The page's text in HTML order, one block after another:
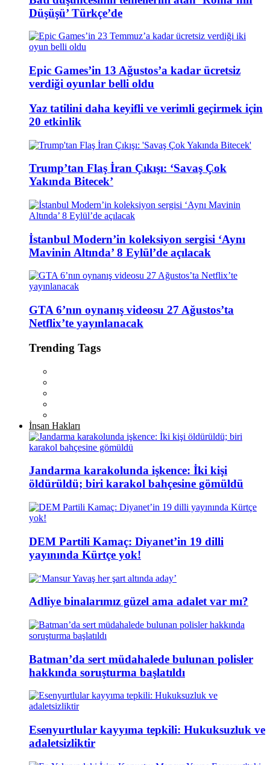
Düşüşü’ Türkçe’de
Epic Games’in 13 Ağustos’a kadar ücretsiz
verdiği oyunlar belli oldu
Yaz tatilini daha keyifli ve verimli geçirmek için
20 etkinlik
Trump’tan Flaş İran Çıkışı: ‘Savaş Çok
Yakında Bitecek’
İstanbul Modern’in koleksiyon sergisi ‘Aynı
Mavinin Altında’ 8 Eylül’de açılacak
GTA 6’nın oynanış videosu 27 Ağustos’ta
Netflix’te yayınlanacak
Trending Tags
İnsan Hakları
Jandarma karakolunda işkence: İki kişi
öldürüldü; biri karakol bahçesine gömüldü
DEM Partili Kamaç: Diyanet’in 19 dilli
yayınında Kürtçe yok!
Adliye binalarımız güzel ama adalet var mı?
Batman’da sert müdahalede bulunan polisler
hakkında soruşturma başlatıldı
Esenyurtlular kayyıma tepkili: Hukuksuzluk ve
adaletsizliktir